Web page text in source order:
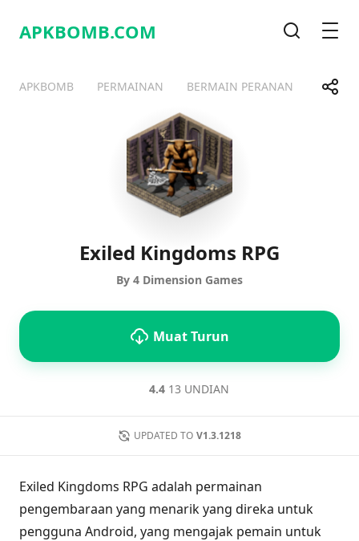
APKBOMB.COM
APKBOMB PERMAINAN BERMAIN PERANAN
TelegramFacebook
Exiled Kingdoms RPG
By 4 Dimension Games
Muat Turun
4.4 13 UNDIAN
UPDATED TO V1.3.1218
Exiled Kingdoms RPG adalah permainan
pengembaraan yang menarik yang direka untuk
pengguna Android, yang mengajak pemain untuk